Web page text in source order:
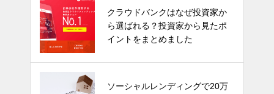
クラウドバンクはなぜ投資家か
ら選ばれる？投資家から見たポ
イントをまとめました
ソーシャルレンディングで20万